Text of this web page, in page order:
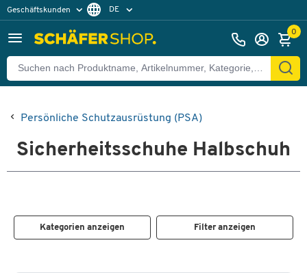
Geschäftskunden DE
0
Persönliche Schutzausrüstung (PSA)
Sicherheitsschuhe Halbschuh
Kategorien anzeigen Filter anzeigen